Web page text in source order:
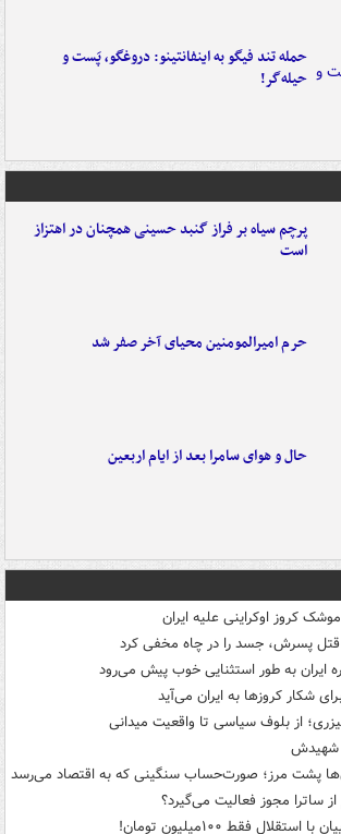
حمله تند فیگو به اینفانتینو: دروغگو، پَست‌ و
حیله‌گر!
پرچم سیاه بر فراز گنبد حسینی همچنان در اهتزاز
است
حرم امیرالمومنین محیای آخر صفر شد
حال و هوای سامرا بعد از ایام اربعین
کروز اوکراینی علیه ایران
پسرش، جسد را در چاه مخفی کرد
ایران به طور استثنایی خوب پیش می‌رود
شکار کروزها به ایران می‌آید
از بلوف سیاسی تا واقعیت میدانی
شهیدش
پشت مرز؛ صورت‌حساب سنگینی که به اقتصاد می‌رسد
از ساترا مجوز فعالیت می‌گیرد؟
فقط ۱۰۰میلیون تومان!